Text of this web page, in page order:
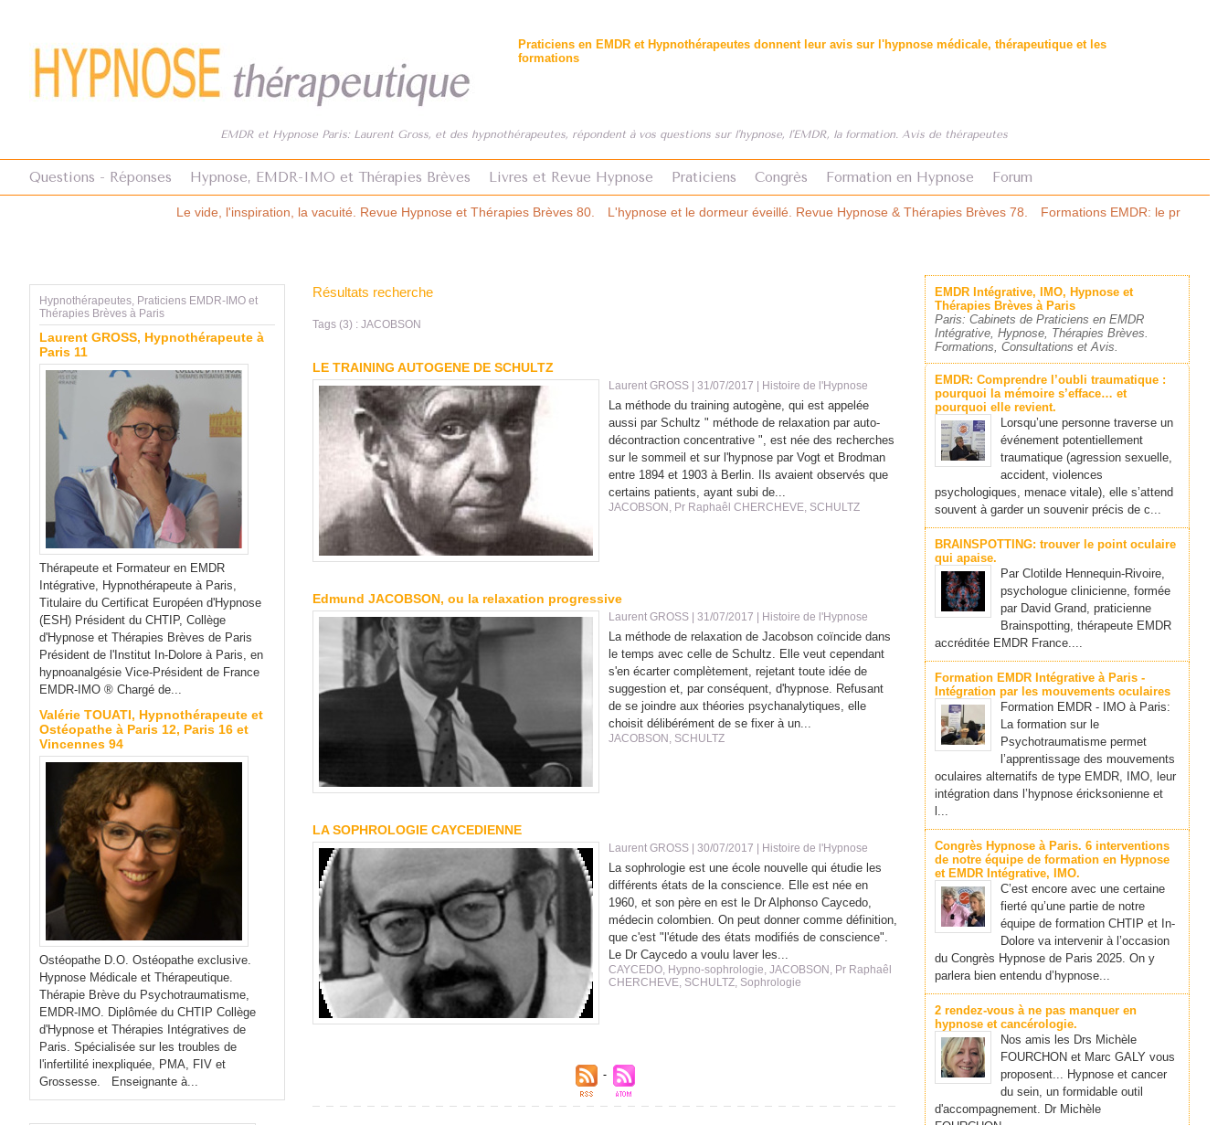
Praticiens en EMDR et Hypnothérapeutes donnent leur avis sur l'hypnose médicale, thérapeutique et les
formations
EMDR et Hypnose Paris: Laurent Gross, et des hypnothérapeutes, répondent à vos questions sur l'hypnose, l'EMDR, la formation. Avis de thérapeutes
Questions - Réponses Hypnose, EMDR-IMO et Thérapies Brèves Livres et Revue Hypnose Praticiens Congrès Formation en Hypnose Forum
Le vide, l'inspiration, la vacuité. Revue Hypnose et Thérapies Brèves 80. L'hypnose et le dormeur éveillé. Revue Hypnose & Thérapies Brèves 78. Formations EMDR: le premier comparatif structuré.
Hypnothérapeutes, Praticiens EMDR-IMO et
Thérapies Brèves à Paris
Laurent GROSS, Hypnothérapeute à
Paris 11
Thérapeute et Formateur en EMDR
Intégrative, Hypnothérapeute à Paris,
Titulaire du Certificat Européen d'Hypnose
(ESH) Président du CHTIP, Collège
d'Hypnose et Thérapies Brèves de Paris
Président de l'Institut In-Dolore à Paris, en
hypnoanalgésie Vice-Président de France
EMDR-IMO ® Chargé de...
Valérie TOUATI, Hypnothérapeute et
Ostéopathe à Paris 12, Paris 16 et
Vincennes 94
Ostéopathe D.O. Ostéopathe exclusive.
Hypnose Médicale et Thérapeutique.
Thérapie Brève du Psychotraumatisme,
EMDR-IMO. Diplômée du CHTIP Collège
d'Hypnose et Thérapies Intégratives de
Paris. Spécialisée sur les troubles de
l'infertilité inexpliquée, PMA, FIV et
Grossesse. Enseignante à...
Résultats recherche
Tags (3) : JACOBSON
LE TRAINING AUTOGENE DE SCHULTZ
Laurent GROSS | 31/07/2017 Histoire de l'Hypnose
La méthode du training autogène, qui est appelée
aussi par Schultz " méthode de relaxation par auto-
décontraction concentrative ", est née des recherches
sur le sommeil et sur l'hypnose par Vogt et Brodman
entre 1894 et 1903 à Berlin. Ils avaient observés que
certains patients, ayant subi de...
JACOBSON , Pr Raphaêl CHERCHEVE, SCHULTZ
Edmund JACOBSON, ou la relaxation progressive
Laurent GROSS | 31/07/2017 Histoire de l'Hypnose
La méthode de relaxation de Jacobson coïncide dans
le temps avec celle de Schultz. Elle veut cependant
s'en écarter complètement, rejetant toute idée de
suggestion et, par conséquent, d'hypnose. Refusant
de se joindre aux théories psychanalytiques, elle
choisit délibérément de se fixer à un...
JACOBSON , SCHULTZ
LA SOPHROLOGIE CAYCEDIENNE
Laurent GROSS | 30/07/2017 Histoire de l'Hypnose
La sophrologie est une école nouvelle qui étudie les
différents états de la conscience. Elle est née en
1960, et son père en est le Dr Alphonso Caycedo,
médecin colombien. On peut donner comme définition,
que c'est "l'étude des états modifiés de conscience".
Le Dr Caycedo a voulu laver les...
CAYCEDO, Hypno-sophrologie, JACOBSON , Pr Raphaêl
CHERCHEVE, SCHULTZ, Sophrologie
EMDR Intégrative, IMO, Hypnose et
Thérapies Brèves à Paris
Paris: Cabinets de Praticiens en EMDR
Intégrative, Hypnose, Thérapies Brèves.
Formations, Consultations et Avis.
EMDR: Comprendre l’oubli traumatique :
pourquoi la mémoire s’efface… et
pourquoi elle revient.
Lorsqu’une personne traverse un
événement potentiellement
traumatique (agression sexuelle,
accident, violences
psychologiques, menace vitale), elle s’attend
souvent à garder un souvenir précis de c...
BRAINSPOTTING: trouver le point oculaire
qui apaise.
Par Clotilde Hennequin-Rivoire,
psychologue clinicienne, formée
par David Grand, praticienne
Brainspotting, thérapeute EMDR
accréditée EMDR France....
Formation EMDR Intégrative à Paris -
Intégration par les mouvements oculaires
Formation EMDR - IMO à Paris:
La formation sur le
Psychotraumatisme permet
l’apprentissage des mouvements
oculaires alternatifs de type EMDR, IMO, leur
intégration dans l’hypnose éricksonienne et
l...
Congrès Hypnose à Paris. 6 interventions
de notre équipe de formation en Hypnose
et EMDR Intégrative, IMO.
C’est encore avec une certaine
fierté qu’une partie de notre
équipe de formation CHTIP et In-
Dolore va intervenir à l’occasion
du Congrès Hypnose de Paris 2025. On y
parlera bien entendu d’hypnose...
2 rendez-vous à ne pas manquer en
hypnose et cancérologie.
Nos amis les Drs Michèle
FOURCHON et Marc GALY vous
proposent... Hypnose et cancer
du sein, un formidable outil
d'accompagnement. Dr Michèle